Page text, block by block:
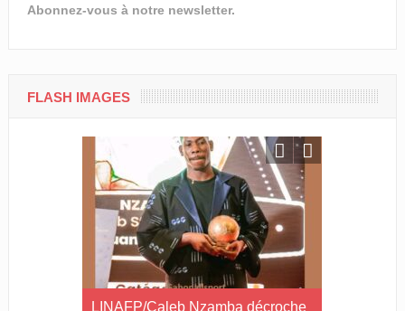
Abonnez-vous à notre newsletter.
FLASH IMAGES
LINAFP/Caleb Nzamba décroche